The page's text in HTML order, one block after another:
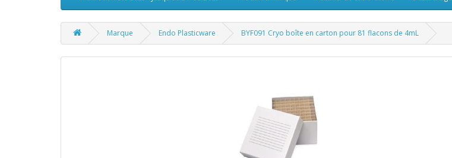
Marque Endo Plasticware BYF091 Cryo boîte en carton pour 81 flacons de 4mL